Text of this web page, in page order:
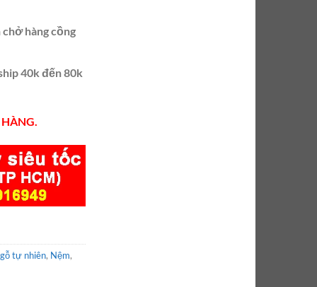
hàng cồng
40k đến 80k
tự nhiên, Nệm,